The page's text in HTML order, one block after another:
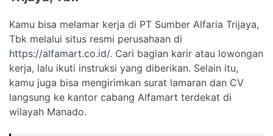
Kamu bisa melamar kerja di PT Sumber Alfaria Trijaya,
Tbk melalui situs resmi perusahaan di
https://alfamart.co.id/. Cari bagian karir atau lowongan
kerja, lalu ikuti instruksi yang diberikan. Selain itu,
kamu juga bisa mengirimkan surat lamaran dan CV
langsung ke kantor cabang Alfamart terdekat di
wilayah Manado.